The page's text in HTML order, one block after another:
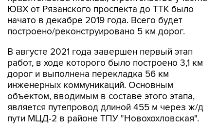
ЮВХ от Рязанского проспекта до ТТК было
начато в декабре 2019 года. Всего будет
построено/реконструировано 5 км дорог.
В августе 2021 года завершен первый этап
работ, в ходе которого было построено 3,1 км
дорог и выполнена перекладка 56 км
инженерных коммуникаций. Основным
объектом, вводимым в составе этого этапа,
является путепровод длиной 455 м через ж/д
пути МЦД-2 в районе ТПУ "Новохохловская".